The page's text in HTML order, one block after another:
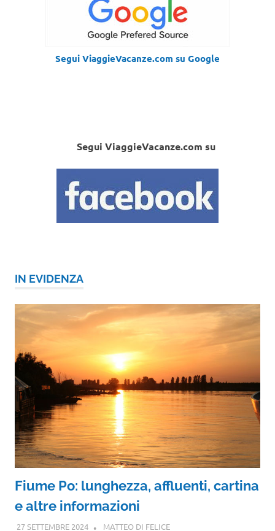
Segui ViaggieVacanze.com su Google
Segui ViaggieVacanze.com su
IN EVIDENZA
Fiume Po: lunghezza, affluenti, cartina
e altre informazioni
27 SETTEMBRE 2024 MATTEO DI FELICE